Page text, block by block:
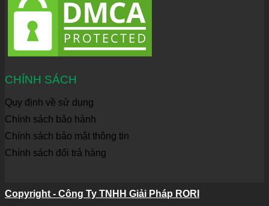
CHÍNH SÁCH
Quy định về sử dụng
Chính sách bảo hành
Chính sách bảo mật thông tin
Chính sách đổi trả hàng
Copyright - Công Ty TNHH Giải Pháp RORI